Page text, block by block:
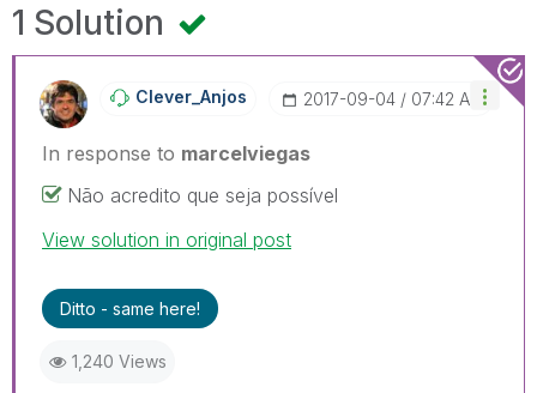
1 Solution
Clever_Anjos ‎2017-09-04 07:42 AM
In response to marcelviegas
Não acredito que seja possível
View solution in original post
Ditto - same here!
1,240 Views